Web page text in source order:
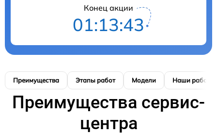
Конец акции
01:13:42
Преимущества Этапы работ Модели Наши работы
Преимущества сервис-
центра